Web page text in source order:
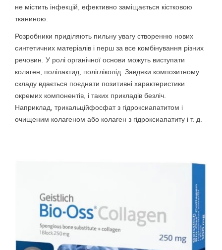
не містить інфекцій, ефективно заміщається кістковою
тканиною.
Розробники приділяють пильну увагу створенню нових
синтетичних матеріалів і перш за все комбінування різних
речовин. У ролі органічної основи можуть виступати
колаген, полілактид, полігліколід. Завдяки композитному
складу вдається поєднати позитивні характеристики
окремих компонентів, і таких прикладів безліч.
Наприклад, трикальційфосфат з гідроксиапатитом і
очищеним колагеном або колаген з гідроксиапатиту і т. д.